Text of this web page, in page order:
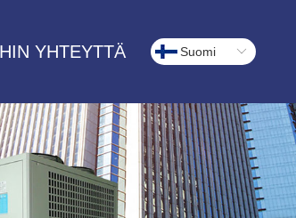
YHTEYTTÄ Suomi